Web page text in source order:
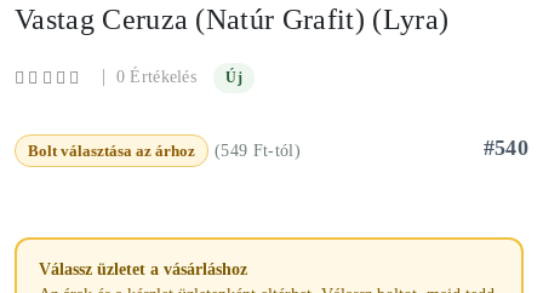
Vastag Ceruza (natúr Grafit) (Lyra)
| 0 Értékelés Új
Bolt választása az árhoz (549 Ft-tól) #540
Válassz üzletet a vásárláshoz